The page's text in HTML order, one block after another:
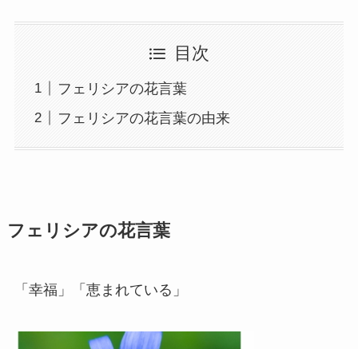
目次
フェリシアの花言葉
フェリシアの花言葉の由来
フェリシアの花言葉
「幸福」「恵まれている」